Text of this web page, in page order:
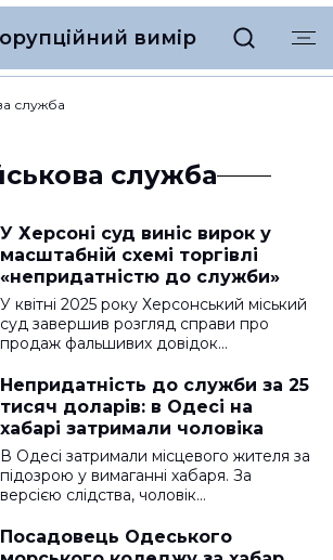
вимір
служба
служба
У Херсоні суд виніс вирок у
масштабній схемі торгівлі
«непридатністю до служби»
У квітні 2025 року Херсонський міський
суд завершив розгляд справи про
продаж фальшивих довідок…
Непридатність до служби за 25
тисяч доларів: в Одесі на
хабарі затримали чоловіка
В Одесі затримали місцевого жителя за
підозрою у вимаганні хабаря. За
версією слідства, чоловік…
Посадовець Одеського